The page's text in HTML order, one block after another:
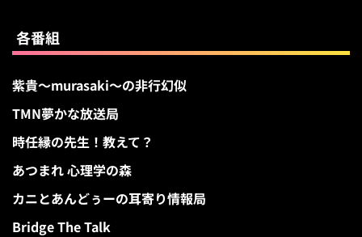
各番組
紫貴～murasaki～の非行幻似
TMN夢かな放送局
時任縁の先生！教えて？
あつまれ 心理学の森
カニとあんどぅーの耳寄り情報局
Bridge The Talk